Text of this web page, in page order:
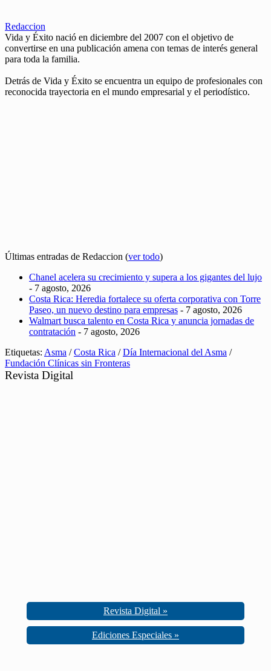
Redaccion
Vida y Éxito nació en diciembre del 2007 con el objetivo de
convertirse en una publicación amena con temas de interés general
para toda la familia.
Detrás de Vida y Éxito se encuentra un equipo de profesionales con
reconocida trayectoria en el mundo empresarial y el periodístico.
Últimas entradas de Redaccion (ver todo)
Chanel acelera su crecimiento y supera a los gigantes del lujo
- 7 agosto, 2026
Costa Rica: Heredia fortalece su oferta corporativa con Torre
Paseo, un nuevo destino para empresas - 7 agosto, 2026
Walmart busca talento en Costa Rica y anuncia jornadas de
contratación - 7 agosto, 2026
Etiquetas: Asma /Costa Rica /Día Internacional del Asma /
Fundación Clínicas sin Fronteras
Revista Digital
Revista Digital »
Ediciones Especiales »